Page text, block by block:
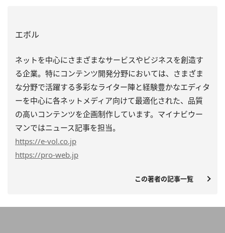
エボル
ネットを中心にさまざまなサービスやビジネスを創造す
る企業。特にコンテンツ開発分野においては、さまざま
な分野で活躍する多彩なライター陣と経験豊かなエディタ
ーを中心に各ネットメディア向けて最適化された、品質
の高いコンテンツを企画制作しています。マイナビウー
マンではニュース記事を担当。
https://e-vol.co.jp
https://pro-web.jp
この著者の記事一覧